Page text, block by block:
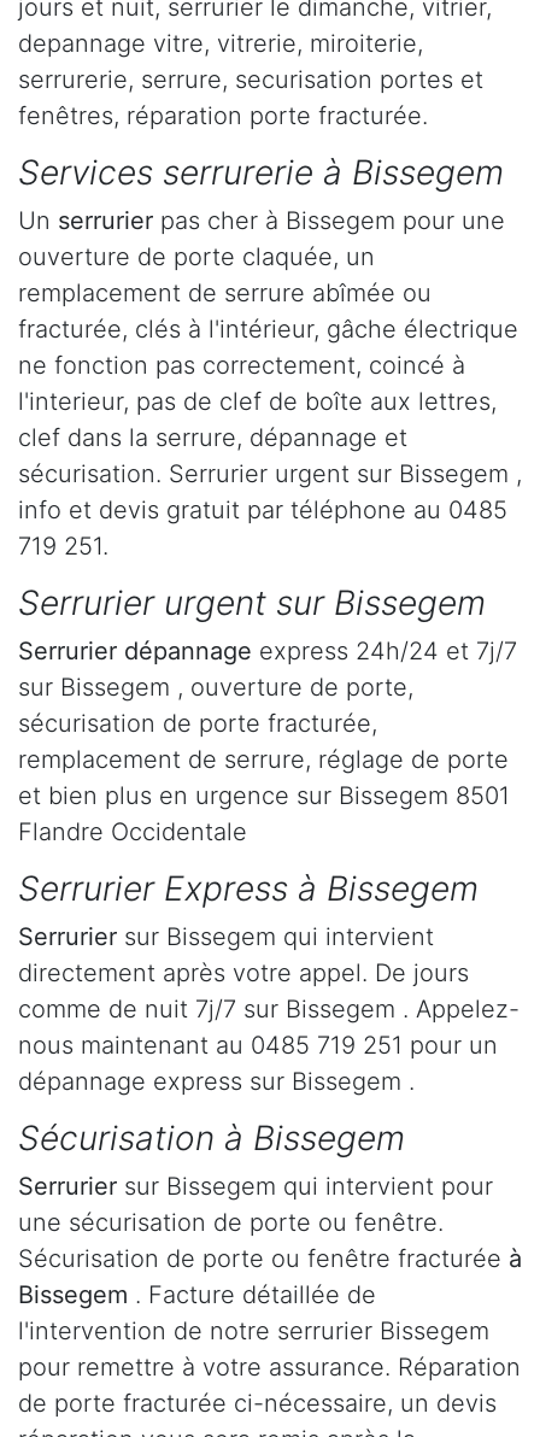
jours et nuit, serrurier le dimanche, vitrier,
depannage vitre, vitrerie, miroiterie,
serrurerie, serrure, securisation portes et
fenêtres, réparation porte fracturée.
Services serrurerie à Bissegem
Un serrurier pas cher à Bissegem pour une
ouverture de porte claquée, un
remplacement de serrure abîmée ou
fracturée, clés à l'intérieur, gâche électrique
ne fonction pas correctement, coincé à
l'interieur, pas de clef de boîte aux lettres,
clef dans la serrure, dépannage et
sécurisation. Serrurier urgent sur Bissegem ,
info et devis gratuit par téléphone au 0485
719 251.
Serrurier urgent sur Bissegem
Serrurier dépannage express 24h/24 et 7j/7
sur Bissegem , ouverture de porte,
sécurisation de porte fracturée,
remplacement de serrure, réglage de porte
et bien plus en urgence sur Bissegem 8501
Flandre Occidentale
Serrurier Express à Bissegem
Serrurier sur Bissegem qui intervient
directement après votre appel. De jours
comme de nuit 7j/7 sur Bissegem . Appelez-
nous maintenant au 0485 719 251 pour un
dépannage express sur Bissegem .
Sécurisation à Bissegem
Serrurier sur Bissegem qui intervient pour
une sécurisation de porte ou fenêtre.
Sécurisation de porte ou fenêtre fracturée à
Bissegem . Facture détaillée de
l'intervention de notre serrurier Bissegem
pour remettre à votre assurance. Réparation
de porte fracturée ci-nécessaire, un devis